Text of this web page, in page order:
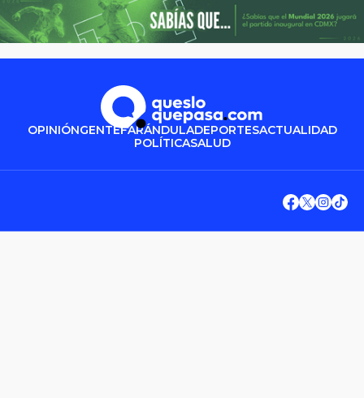
OPINIÓNGENTEFARÁNDULADEPORTESACTUALIDAD
POLÍTICASALUD